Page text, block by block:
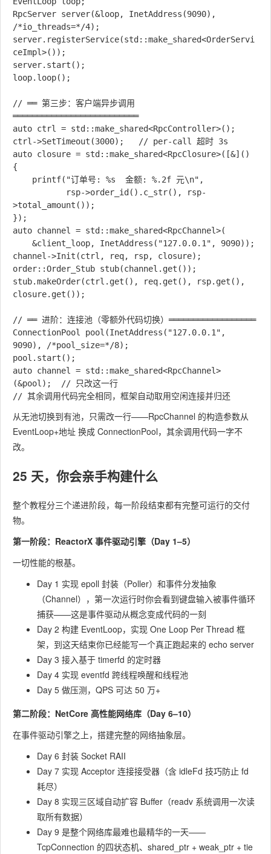
RpcServer server(&loop, InetAddress(9090),
/*io_threads=*/4);
server.registerService(std::make_shared<OrderServi
ceImpl>());
server.start();
loop.loop();
// ══ 第三步：客户端异步调用
══════════════════════════
auto ctrl = std::make_shared<RpcController>();
ctrl->SetTimeout(3000);   // per-call 超时 3s
auto closure = std::make_shared<RpcClosure>([&]()
{
>total_amount());
});
auto channel = std::make_shared<RpcChannel>(
channel->Init(ctrl, req, rsp, closure);
order::Order_Stub stub(channel.get());
stub.makeOrder(ctrl.get(), req.get(), rsp.get(),
closure.get());
// ══ 进阶：连接池（零额外代码切换）══════════════════
ConnectionPool pool(InetAddress("127.0.0.1",
9090), /*pool_size=*/8);
pool.start();
auto channel = std::make_shared<RpcChannel>
(&pool);  // 只改这一行
从无池切换到有池，只需改一行——RpcChannel 的构造参数从
EventLoop+地址 换成 ConnectionPool，其余调用代码一字不
改。
25 天，你会亲手构建什么
整个教程分三个递进阶段，每一阶段结束都有完整可运行的交付
物。
第一阶段：ReactorX 事件驱动引擎（Day 1–5）
一切性能的根基。
Day 1 实现 epoll 封装（Poller）和事件分发抽象
（Channel），第一次运行时你会看到键盘输入被事件循环
捕获——这是事件驱动从概念变成代码的一刻
Day 2 构建 EventLoop，实现 One Loop Per Thread 框
架，到这天结束你已经能写一个真正跑起来的 echo server
Day 3 接入基于 timerfd 的定时器
Day 4 实现 eventfd 跨线程唤醒和线程池
Day 5 做压测，QPS 可达 50 万+
第二阶段：NetCore 高性能网络库（Day 6–10）
在事件驱动引擎之上，搭建完整的网络抽象层。
Day 6 封装 Socket RAII
Day 7 实现 Acceptor 连接接受器（含 idleFd 技巧防止 fd
耗尽）
Day 8 实现三区域自动扩容 Buffer（readv 系统调用一次读
取所有数据）
Day 9 是整个网络库最难也最精华的一天——
TcpConnection 的四状态机、 shared_ptr + weak_ptr + tie